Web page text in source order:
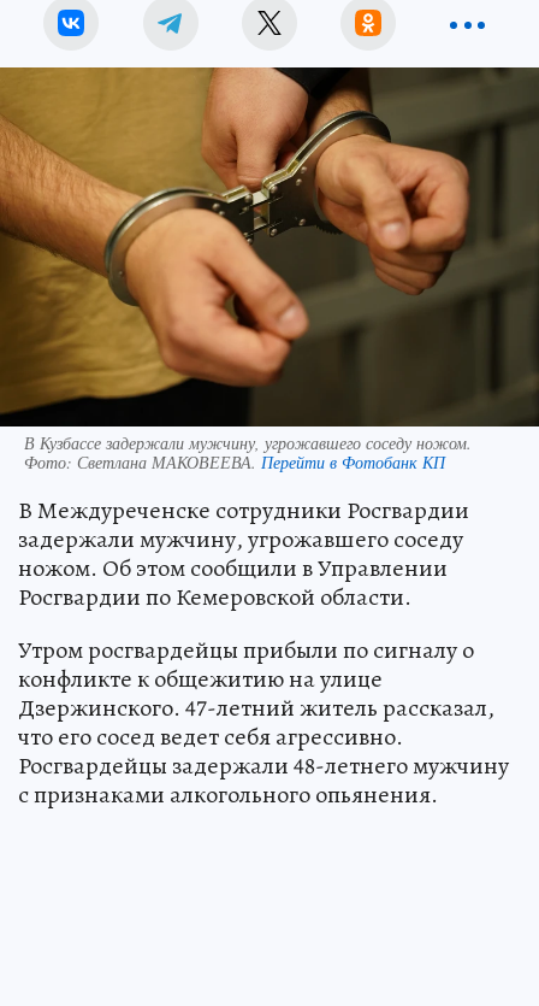
В Кузбассе задержали мужчину, угрожавшего соседу ножом.
Фото: Светлана МАКОВЕЕВА. Перейти в Фотобанк КП
В Междуреченске сотрудники Росгвардии
задержали мужчину, угрожавшего соседу
ножом. Об этом сообщили в Управлении
Росгвардии по Кемеровской области.
Утром росгвардейцы прибыли по сигналу о
конфликте к общежитию на улице
Дзержинского. 47-летний житель рассказал,
что его сосед ведет себя агрессивно.
Росгвардейцы задержали 48-летнего мужчину
с признаками алкогольного опьянения.